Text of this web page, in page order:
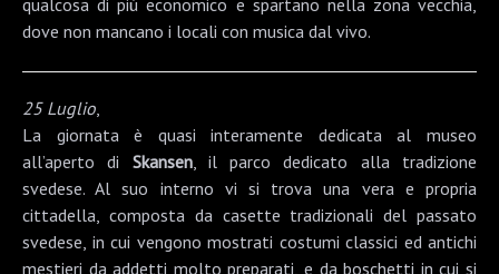
dove non mancano i locali con musica dal vivo.
25 Luglio
La giornata è quasi interamente dedicata al museo
all’aperto di Skansen, il parco dedicato alla tradizione
svedese. Al suo interno vi si trova una vera e propria
cittadella, composta da casette tradizionali del passato
svedese, in cui vengono mostrati costumi classici ed antichi
mestieri da addetti molto preparati, e da boschetti in cui si